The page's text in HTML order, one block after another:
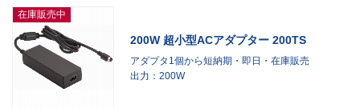
在庫販売中
200W 超小型ACアダプター 200TS
アダプタ1個から短納期・即日・在庫販売
出力：200W